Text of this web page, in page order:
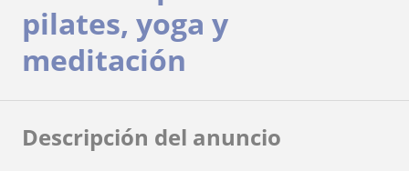
pilates, yoga y
meditación
Descripción del anuncio